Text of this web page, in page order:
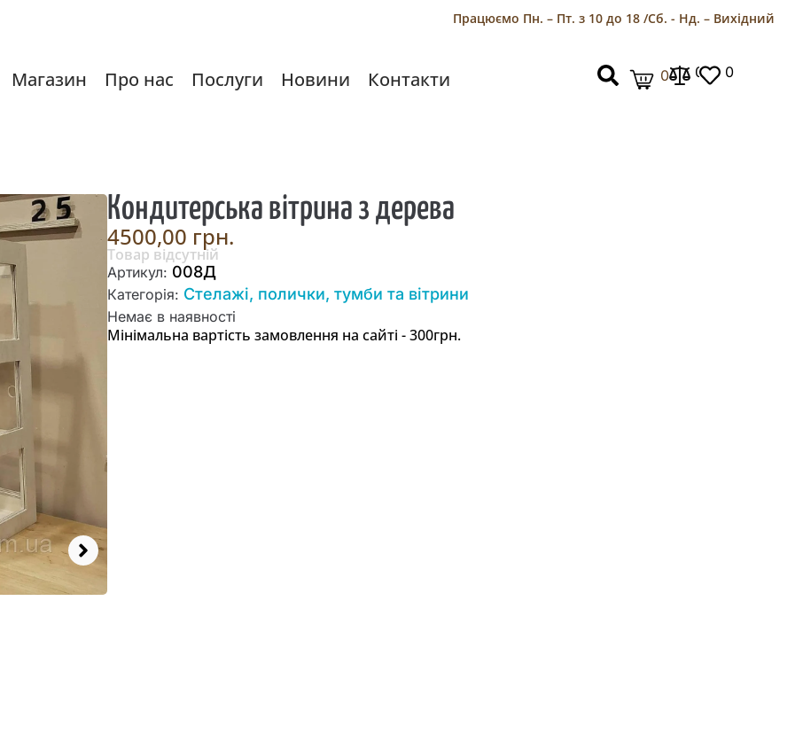
Працюємо Пн. – Пт. з 10 до 18 /Сб. - Нд. – Вихідний
Магазин Про нас Послуги Новини Контакти 0 0 0
Кондитерська вітрина з дерева
4500,00 грн.
Товар відсутній
Артикул: 008Д
Категорія: Стелажі, полички, тумби та вітрини
Немає в наявності
Мінімальна вартість замовлення на сайті - 300грн.